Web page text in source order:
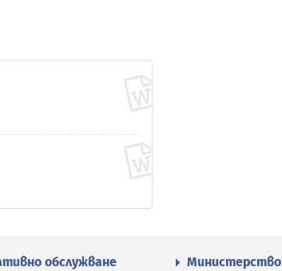
обслужване Министерство